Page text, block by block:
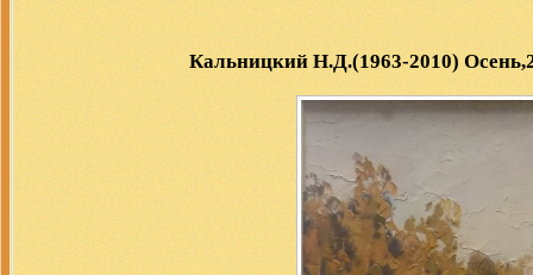
Кальницкий Н.Д.(1963-2010)